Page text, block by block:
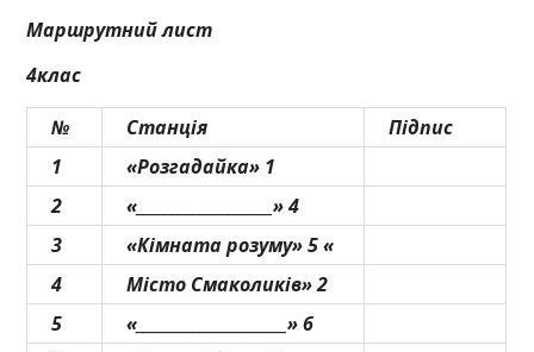
Маршрутний лист
4клас
№
Станція
Підпис
1
«Розгадайка» 1
2
«___________________» 4
3
«Кімната розуму» 5 «
4
Місто Смаколиків» 2
5
«_____________________» 6